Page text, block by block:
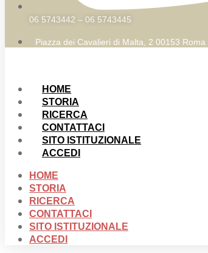
06 5743442 – 06 5743445
Piazza dei Cavalieri di Malta, 2 00153 Roma
HOME
STORIA
RICERCA
CONTATTACI
SITO ISTITUZIONALE
ACCEDI
HOME
STORIA
RICERCA
CONTATTACI
SITO ISTITUZIONALE
ACCEDI